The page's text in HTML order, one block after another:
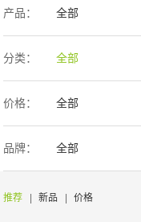
产品： 全部
音响产品
专业扩声音箱
声学产品
周边产品
分类： 全部
入墙音响
价格： 全部
3000-9999
5万-15万
品牌： 全部
Wisdom
推荐 | 新品 | 价格